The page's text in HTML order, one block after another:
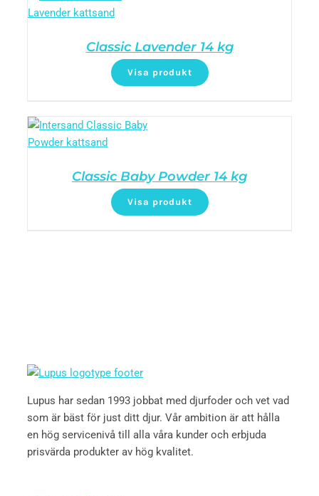
Classic Lavender 14 kg
Visa produkt
Classic Baby Powder 14 kg
Visa produkt
Lupus har sedan 1993 jobbat med djurfoder och vet vad
som är bäst för just ditt djur. Vår ambition är att hålla
en hög servicenivå till alla våra kunder och erbjuda
prisvärda produkter av hög kvalitet.